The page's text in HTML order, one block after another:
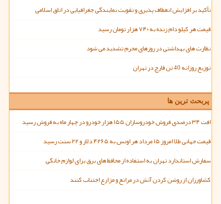
تأکید بر افزایش انعطاف پذیری و تقویت نمایندگی جغرافیایی در اتاق اسلامی
قیمت هر کیلو دام زنده به ۷۴۰ هزار تومان رسید
نظارت های بهداشتی در روزهای محرم تشدید می شود
توزیع روزانه 40 تن قارچ در تهران
پربحث ترین ها
افت ۳۴ درصدی فروش خودروسازان ۱۵۵ هزار خودرو در چهار ماه به فروش رسید
قیمت جهانی طلا امروز ۱۵ مرداد هر اونس به ۴۲۶۵ دلار و ۲۲ سنت رسید
سفارش استاندارد تهران به استفاده از محافظ های برق برای لوازم خانگی
کشاورزان از روشن کردن آتش در مراتع و مزارع اجتناب کنند